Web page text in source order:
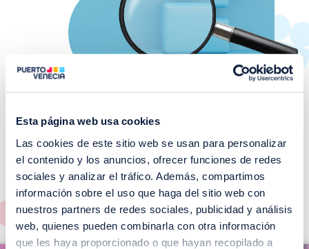
Esta página web usa cookies
Las cookies de este sitio web se usan para personalizar
el contenido y los anuncios, ofrecer funciones de redes
sociales y analizar el tráfico. Además, compartimos
información sobre el uso que haga del sitio web con
nuestros partners de redes sociales, publicidad y análisis
web, quienes pueden combinarla con otra información
que les haya proporcionado o que hayan recopilado a
¡No te pierdas nuestros
EVENTOS!
Ver todos >